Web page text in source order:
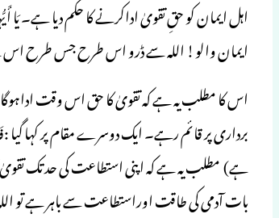
ایمان والو! اللہ سے ڈرو اس طرح جس طرح اس
اس کا مطلب یہ ہے کہ تقویٰ کا حق اس وقت
ہے) مطلب یہ ہے کہ اپنی استطاعت کی حد تک تقویٰ
بات آدمی کی طاقت اوراستطاعت سے باہر ہے تو